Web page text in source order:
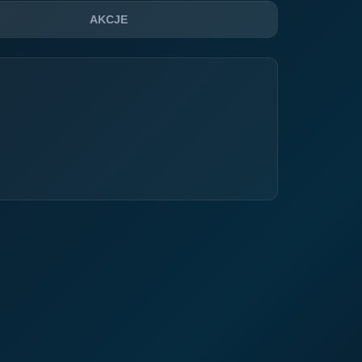
AKCJE